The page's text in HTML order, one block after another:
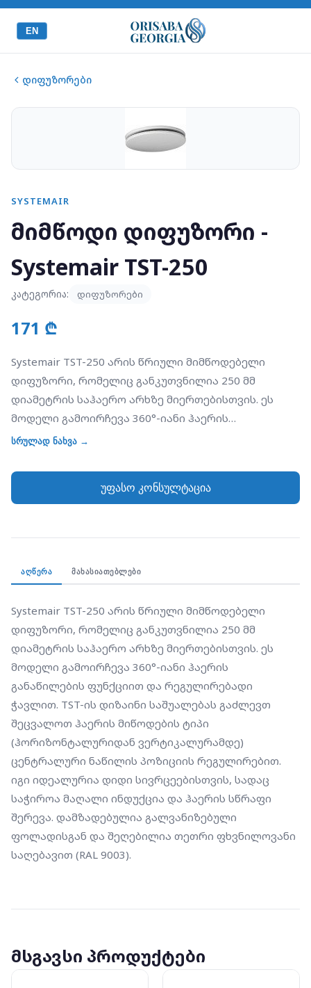
EN
დიფუზორები
SYSTEMAIR
მიმწოდი დიფუზორი -
Systemair TST-250
კატეგორია: დიფუზორები
171 ₾
Systemair TST-250 არის წრიული მიმწოდებელი
დიფუზორი, რომელიც განკუთვნილია 250 მმ
დიამეტრის საჰაერო არხზე მიერთებისთვის. ეს
მოდელი გამოირჩევა 360°-იანი ჰაერის
განაწილების ფუნქციით და რეგულირებადი
შეცვალოთ ჰაერის მიწოდების ტიპი
(ჰორიზონტალურიდან ვერტიკალურამდე)
შერევა. დამზადებულია გალვანიზებული
ფოლადისგან და შეღებილია თეთრი ფხვნილოვანი
საღებავით (RAL 9003).
სრულად ნახვა →
უფასო კონსულტაცია
ᲐᲦᲬᲔᲠᲐ ᲛᲐᲮᲐᲡᲘᲐᲗᲔᲑᲚᲔᲑᲘ
Systemair TST-250 არის წრიული მიმწოდებელი
დიფუზორი, რომელიც განკუთვნილია 250 მმ
დიამეტრის საჰაერო არხზე მიერთებისთვის. ეს
მოდელი გამოირჩევა 360°-იანი ჰაერის
განაწილების ფუნქციით და რეგულირებადი
ჭავლით. TST-ის დიზაინი საშუალებას გაძლევთ
შეცვალოთ ჰაერის მიწოდების ტიპი
(ჰორიზონტალურიდან ვერტიკალურამდე)
ცენტრალური ნაწილის პოზიციის რეგულირებით.
იგი იდეალურია დიდი სივრცეებისთვის, სადაც
საჭიროა მაღალი ინდუქცია და ჰაერის სწრაფი
შერევა. დამზადებულია გალვანიზებული
ფოლადისგან და შეღებილია თეთრი ფხვნილოვანი
საღებავით (RAL 9003).
მსგავსი პროდუქტები